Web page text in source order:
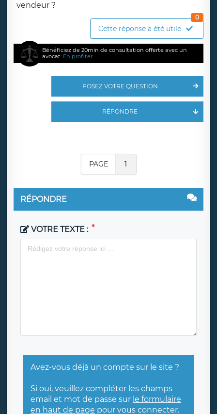
vendeur ?
Cette réponse a été utile
0
Bénéficiez de 20min de consultation offerte avec un
avocat. En profiter
POSEZ VOTRE QUESTION
RÉPONDRE
PAGE 1
RÉPONDRE
VOTRE TEXTE :
Avez-vous déjà un compte sur le site ?
Si oui, veuillez compléter les champs
email et mot de passe sur le formulaire
en haut de page pour vous connecter.